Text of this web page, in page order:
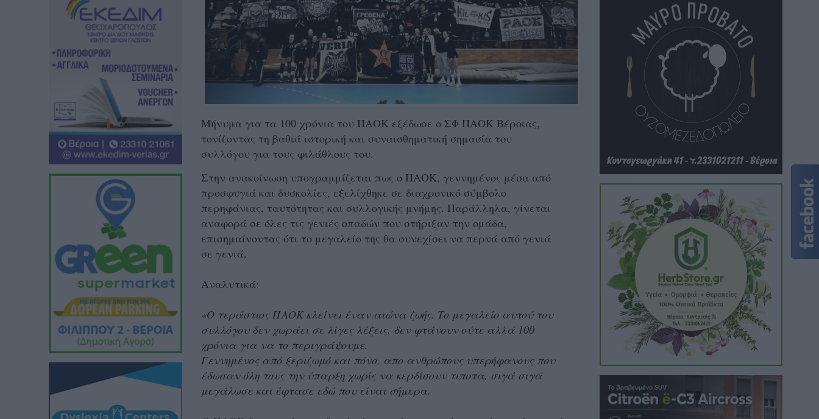
Μήνυμα για τα 100 χρόνια του ΠΑΟΚ εξέδωσε ο ΣΦ ΠΑΟΚ Βέροιας,
τονίζοντας τη βαθιά ιστορική και συναισθηματική σημασία του
συλλόγου για τους φιλάθλους του.
Στην ανακοίνωση υπογραμμίζεται πως ο ΠΑΟΚ, γεννημένος μέσα από
προσφυγιά και δυσκολίες, εξελίχθηκε σε διαχρονικό σύμβολο
περηφάνιας, ταυτότητας και συλλογικής μνήμης. Παράλληλα, γίνεται
αναφορά σε όλες τις γενιές οπαδών που στήριξαν την ομάδα,
επισημαίνοντας ότι το μεγαλείο της θα συνεχίσει να περνά από γενιά
σε γενιά.
Αναλυτικά:
«Ο τεράστιος ΠΑΟΚ κλείνει έναν αιώνα ζωής. Το μεγαλείο αυτού του
συλλόγου δεν χωράει σε λίγες λέξεις, δεν φτάνουν ούτε αλλά 100
χρόνια για να το περιγράψουμε.
Γεννημένος από ξεριζωμό και πόνο, απο ανθρώπους υπερήφανους που
έδωσαν όλη τους την ύπαρξη χωρίς να κερδίσουν τιποτα, σιγά σιγά
μεγάλωσε και έφτασε εδώ που είναι σήμερα.